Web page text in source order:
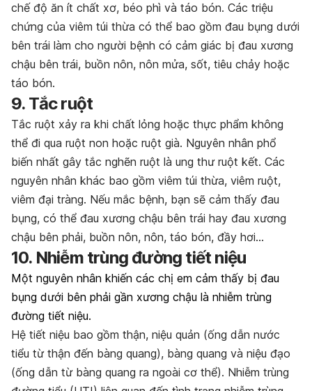
chế độ ăn ít chất xơ, béo phì và táo bón. Các triệu
chứng của viêm túi thừa có thể bao gồm đau bụng dưới
bên trái làm cho người bệnh có cảm giác bị đau xương
chậu bên trái, buồn nôn, nôn mửa, sốt, tiêu chảy hoặc
táo bón.
9. Tắc ruột
Tắc ruột xảy ra khi chất lỏng hoặc thực phẩm không
thể đi qua ruột non hoặc ruột già. Nguyên nhân phổ
biến nhất gây tắc nghẽn ruột là ung thư ruột kết. Các
nguyên nhân khác bao gồm viêm túi thừa, viêm ruột,
viêm đại tràng. Nếu mắc bệnh, bạn sẽ cảm thấy đau
bụng, có thể đau xương chậu bên trái hay đau xương
chậu bên phải, buồn nôn, nôn, táo bón, đầy hơi…
10. Nhiễm trùng đường tiết niệu
Một nguyên nhân khiến các chị em cảm thấy bị đau
bụng dưới bên phải gần xương chậu là nhiễm trùng
đường tiết niệu.
Hệ tiết niệu bao gồm thận, niệu quản (ống dẫn nước
tiểu từ thận đến bàng quang), bàng quang và niệu đạo
(ống dẫn từ bàng quang ra ngoài cơ thể). Nhiễm trùng